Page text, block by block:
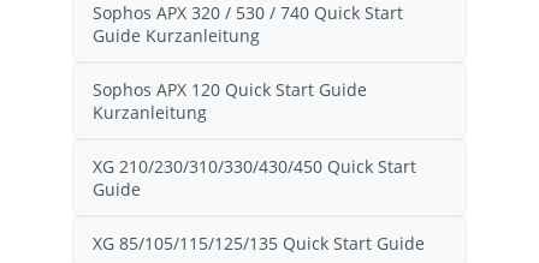
Sophos APX 320 / 530 / 740 Quick Start
Guide Kurzanleitung
Sophos APX 120 Quick Start Guide
Kurzanleitung
XG 210/230/310/330/430/450 Quick Start
Guide
XG 85/105/115/125/135 Quick Start Guide